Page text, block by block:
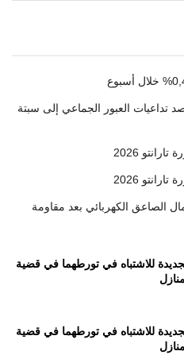
تداعيات العبور الجماعي إلى سبتة
الصاعق الكهربائي بعد مقاومة
للاشتباه في تورطهما في قضية
للاشتباه في تورطهما في قضية